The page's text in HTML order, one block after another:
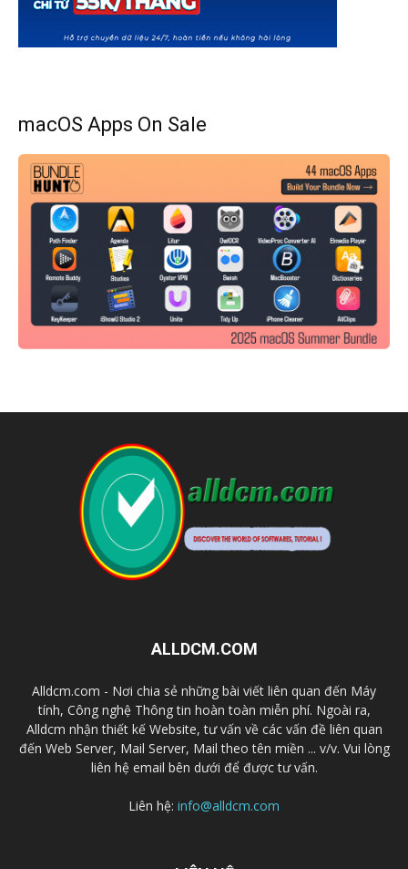
macOS Apps On Sale
ALLDCM.COM
Alldcm.com - Nơi chia sẻ những bài viết liên quan đến Máy
tính, Công nghệ Thông tin hoàn toàn miễn phí. Ngoài ra,
Alldcm nhận thiết kế Website, tư vấn về các vấn đề liên quan
đến Web Server, Mail Server, Mail theo tên miền ... v/v. Vui lòng
liên hệ email bên dưới để được tư vấn.
Liên hệ: info@alldcm.com